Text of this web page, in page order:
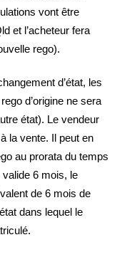
vont être
et l’acheteur fera
rego).
d’état, les
d’origine ne sera
état). Le vendeur
la vente. Il peut en
au prorata du temps
6 mois, le
de 6 mois de
dans lequel le